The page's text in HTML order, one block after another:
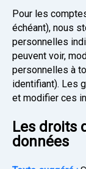
Pour les
échéant), nous
personnelles
peuvent voir,
personnelles à
identifiant). Les
et modifier ces
Les droits
données